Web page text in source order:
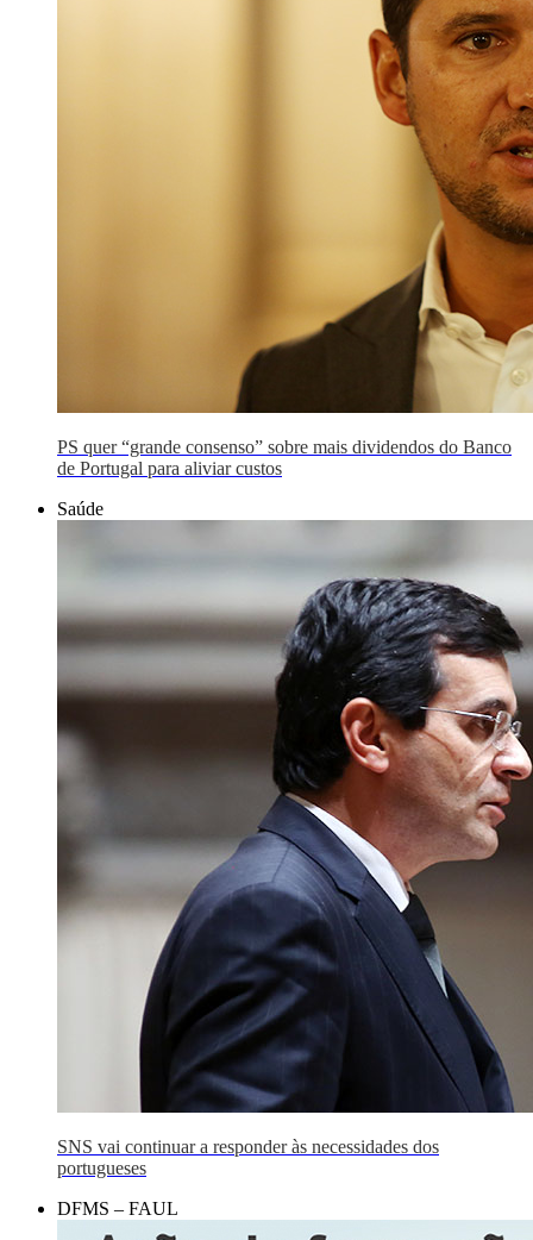
PS quer “grande consenso” sobre mais dividendos do Banco
de Portugal para aliviar custos
Saúde
SNS vai continuar a responder às necessidades dos
portugueses
DFMS – FAUL